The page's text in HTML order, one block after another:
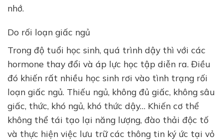
nhớ.
Do rối loạn giấc ngủ
Trong độ tuổi học sinh, quá trình dậy thì với các
hormone thay đổi và áp lực học tập diễn ra. Điều
đó khiến rất nhiều học sinh rơi vào tình trạng rối
loạn giấc ngủ. Thiếu ngủ, không đủ giấc, không sâu
giấc, thức, khó ngủ, khó thức dậy… Khiến cơ thể
không thể tái tạo lại năng lượng, đào thải độc tố
và thực hiện việc lưu trữ các thông tin ký ức tại vỏ